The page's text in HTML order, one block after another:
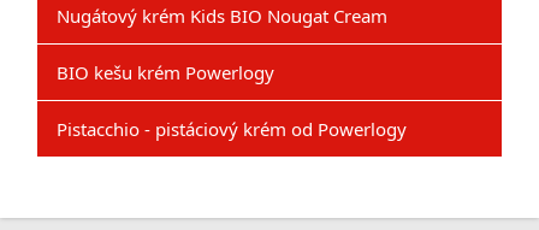
Nugátový krém Kids BIO Nougat Cream
BIO kešu krém Powerlogy
Pistacchio - pistáciový krém od Powerlogy